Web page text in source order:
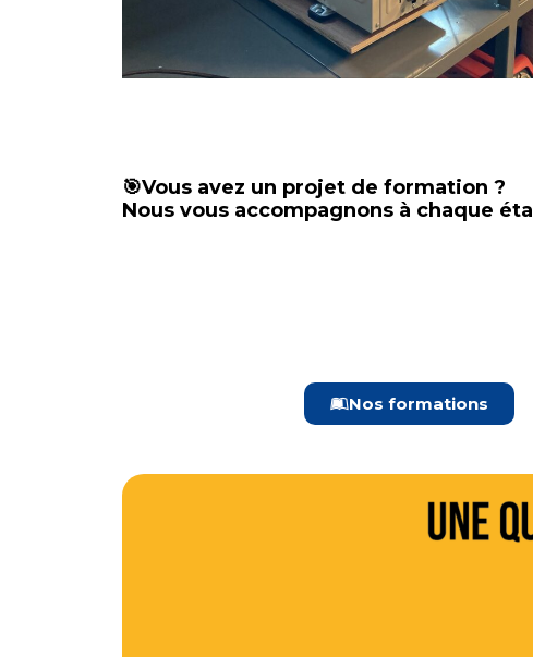
🎯Vous avez un projet de formation ?
Nous vous accompagnons à chaque
Nos formations